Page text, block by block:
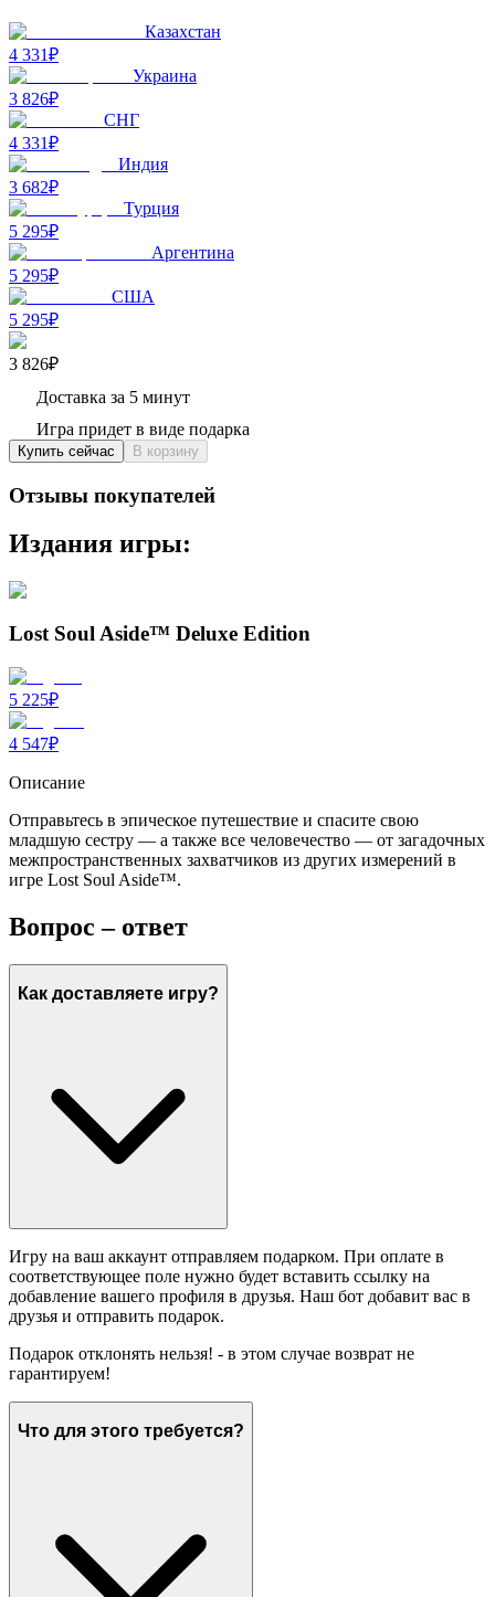
Казахстан
4 331₽
Украина
3 826₽
СНГ
4 331₽
Индия
3 682₽
Турция
5 295₽
Аргентина
5 295₽
США
5 295₽
3 826₽
Доставка за 5 минут
Игра придет в виде подарка
Купить сейчас В корзину
Отзывы покупателей
Издания игры:
Lost Soul Aside™ Deluxe Edition
5 225₽
4 547₽
Описание
Отправьтесь в эпическое путешествие и спасите свою
младшую сестру — а также все человечество — от загадочных
межпространственных захватчиков из других измерений в
игре Lost Soul Aside™.
Вопрос – ответ
Как доставляете игру?
Игру на ваш аккаунт отправляем подарком. При оплате в
соответствующее поле нужно будет вставить ссылку на
добавление вашего профиля в друзья. Наш бот добавит вас в
друзья и отправить подарок.
Подарок отклонять нельзя! - в этом случае возврат не
гарантируем!
Что для этого требуется?